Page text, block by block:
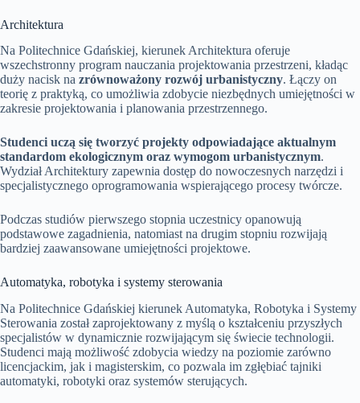
Architektura
Na Politechnice Gdańskiej, kierunek Architektura oferuje
wszechstronny program nauczania projektowania przestrzeni, kładąc
duży nacisk na zrównoważony rozwój urbanistyczny. Łączy on
teorię z praktyką, co umożliwia zdobycie niezbędnych umiejętności w
zakresie projektowania i planowania przestrzennego.
Studenci uczą się tworzyć projekty odpowiadające aktualnym
standardom ekologicznym oraz wymogom urbanistycznym.
Wydział Architektury zapewnia dostęp do nowoczesnych narzędzi i
specjalistycznego oprogramowania wspierającego procesy twórcze.
Podczas studiów pierwszego stopnia uczestnicy opanowują
podstawowe zagadnienia, natomiast na drugim stopniu rozwijają
bardziej zaawansowane umiejętności projektowe.
Automatyka, robotyka i systemy sterowania
Na Politechnice Gdańskiej kierunek Automatyka, Robotyka i Systemy
Sterowania został zaprojektowany z myślą o kształceniu przyszłych
specjalistów w dynamicznie rozwijającym się świecie technologii.
Studenci mają możliwość zdobycia wiedzy na poziomie zarówno
licencjackim, jak i magisterskim, co pozwala im zgłębiać tajniki
automatyki, robotyki oraz systemów sterujących.